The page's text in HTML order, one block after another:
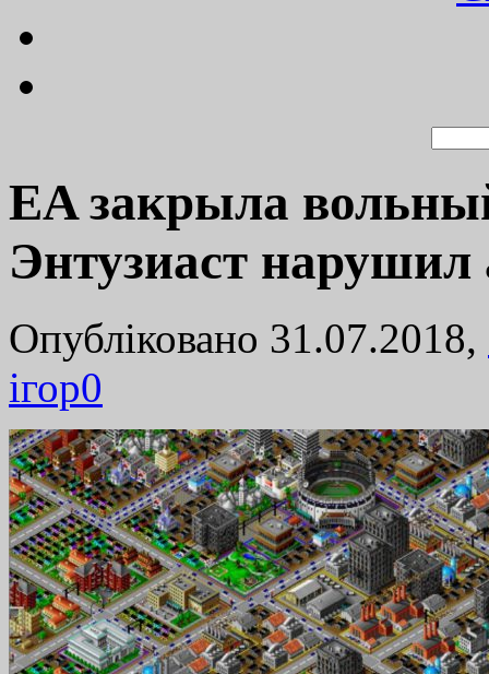
EA закрыла
Энтузиаст нарушил
Опубліковано 31.07.2018,
ігор0